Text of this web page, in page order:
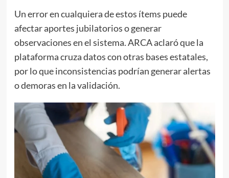
Un error en cualquiera de estos ítems puede
afectar aportes jubilatorios o generar
observaciones en el sistema. ARCA aclaró que la
plataforma cruza datos con otras bases estatales,
por lo que inconsistencias podrían generar alertas
o demoras en la validación.